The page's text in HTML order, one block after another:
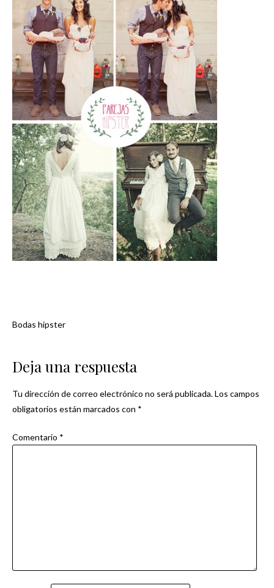
Navegación
de
entradas
Bodas hipster
Deja una respuesta
Tu dirección de correo electrónico no será publicada.Los campos
obligatorios están marcados con *
Comentario *